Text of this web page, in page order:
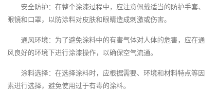
安全防护：在整个涂漆过程中，应注意佩戴适当的防护手套、
眼镜和口罩，以防涂料对皮肤和眼睛造成刺激或伤害。
通风环境：为了避免涂料中的有害气体对人体的危害，应在通
风良好的环境下进行涂漆操作，以确保空气流通。
涂料选择：在选择涂料时，应根据需要、环境和材料特点等因
素进行选择，避免使用过于有毒的涂料。